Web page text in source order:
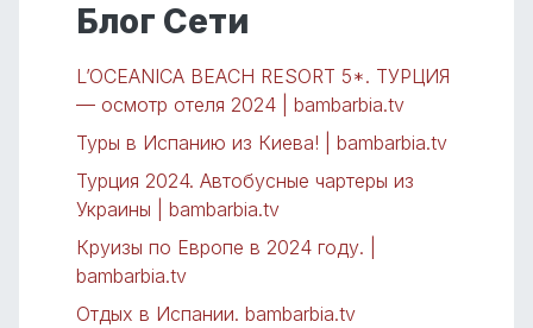
Блог Сети
L’OCEANICA BEACH RESORT 5*. ТУРЦИЯ
— осмотр отеля 2024 | bambarbia.tv
Туры в Испанию из Киева! | bambarbia.tv
Турция 2024. Автобусные чартеры из
Украины | bambarbia.tv
Круизы по Европе в 2024 году. |
bambarbia.tv
Отдых в Испании. bambarbia.tv